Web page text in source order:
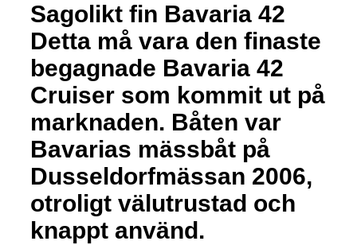
Sagolikt fin Bavaria 42
Detta må vara den finaste
begagnade Bavaria 42
Cruiser som kommit ut på
marknaden. Båten var
Bavarias mässbåt på
Dusseldorfmässan 2006,
otroligt välutrustad och
knappt använd.